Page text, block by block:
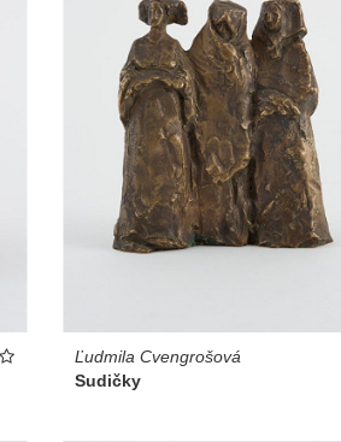
Ľudmila Cvengrošová
Sudičky